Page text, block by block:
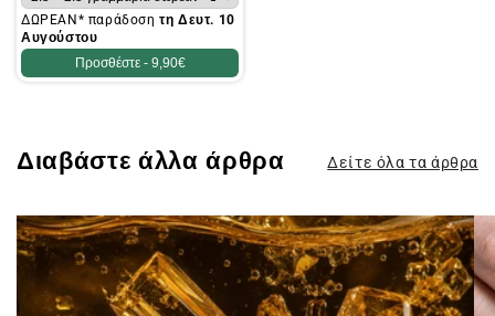
ΔΩΡΕΑΝ* παράδοσητη Δευτ. 10
Αυγούστου
Προσθέστε - 9,90€
Διαβάστε άλλα άρθρα Δείτε όλα τα άρθρα